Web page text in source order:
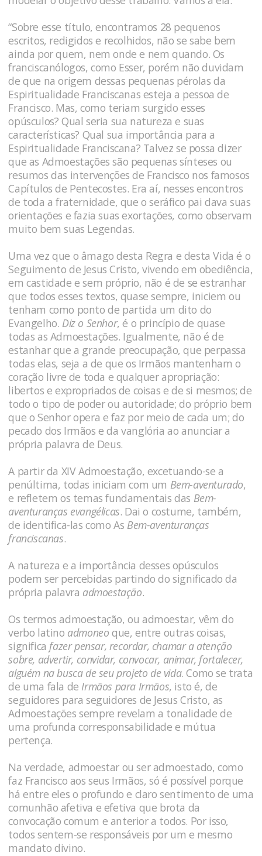
“Sobre esse título, encontramos 28 pequenos
escritos, redigidos e recolhidos, não se sabe bem
ainda por quem, nem onde e nem quando. Os
franciscanólogos, como Esser, porém não duvidam
de que na origem dessas pequenas pérolas da
Espiritualidade Franciscanas esteja a pessoa de
Francisco. Mas, como teriam surgido esses
opúsculos? Qual seria sua natureza e suas
características? Qual sua importância para a
Espiritualidade Franciscana? Talvez se possa dizer
que as Admoestações são pequenas sínteses ou
resumos das intervenções de Francisco nos famosos
Capítulos de Pentecostes. Era aí, nesses encontros
de toda a fraternidade, que o seráfico pai dava suas
orientações e fazia suas exortações, como observam
muito bem suas Legendas.
Uma vez que o âmago desta Regra e desta Vida é o
Seguimento de Jesus Cristo, vivendo em obediência,
em castidade e sem próprio, não é de se estranhar
que todos esses textos, quase sempre, iniciem ou
tenham como ponto de partida um dito do
Evangelho. Diz o Senhor, é o princípio de quase
todas as Admoestações. Igualmente, não é de
estanhar que a grande preocupação, que perpassa
todas elas, seja a de que os Irmãos mantenham o
coração livre de toda e qualquer apropriação:
libertos e expropriados de coisas e de si mesmos; de
todo o tipo de poder ou autoridade; do próprio bem
que o Senhor opera e faz por meio de cada um; do
pecado dos Irmãos e da vanglória ao anunciar a
própria palavra de Deus.
A partir da XIV Admoestação, excetuando-se a
penúltima, todas iniciam com um Bem-aventurado,
e refletem os temas fundamentais das Bem-
aventuranças evangélicas. Dai o costume, também,
de identifica-las como As Bem-aventuranças
franciscanas.
A natureza e a importância desses opúsculos
podem ser percebidas partindo do significado da
própria palavra admoestação.
Os termos admoestação, ou admoestar, vêm do
verbo latino admoneo que, entre outras coisas,
significa fazer pensar, recordar, chamar a atenção
sobre, advertir, convidar, convocar, animar, fortalecer,
alguém na busca de seu projeto de vida. Como se trata
de uma fala de Irmãos para Irmãos, isto é, de
seguidores para seguidores de Jesus Cristo, as
Admoestações sempre revelam a tonalidade de
uma profunda corresponsabilidade e mútua
pertença.
Na verdade, admoestar ou ser admoestado, como
faz Francisco aos seus Irmãos, só é possível porque
há entre eles o profundo e claro sentimento de uma
comunhão afetiva e efetiva que brota da
convocação comum e anterior a todos. Por isso,
todos sentem-se responsáveis por um e mesmo
mandato divino.